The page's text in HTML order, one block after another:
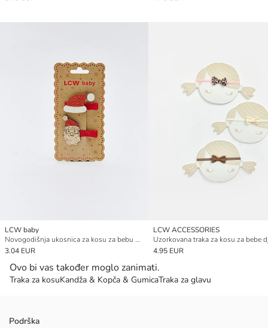
LCW baby
Novogodišnja ukosnica za kosu za bebu djevojčicu 2 komada
3.04 EUR
LCW ACCESSORIES
4.95 EUR
Ovo bi vas također moglo zanimati.
Traka za kosuKandža & Kopča & GumicaTraka za glavu
Podrška